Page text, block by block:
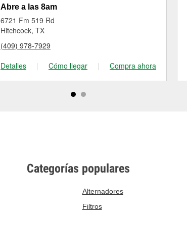
Abre a las 8am
6721 Fm 519 Rd
Hitchcock, TX
(409) 978-7929
Detalles
| Cómo llegar | Compra ahora
Categorías populares
Alternadores
Filtros